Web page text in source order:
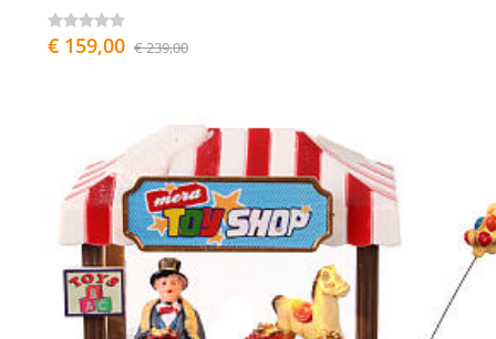
€ 159,00 € 239,00